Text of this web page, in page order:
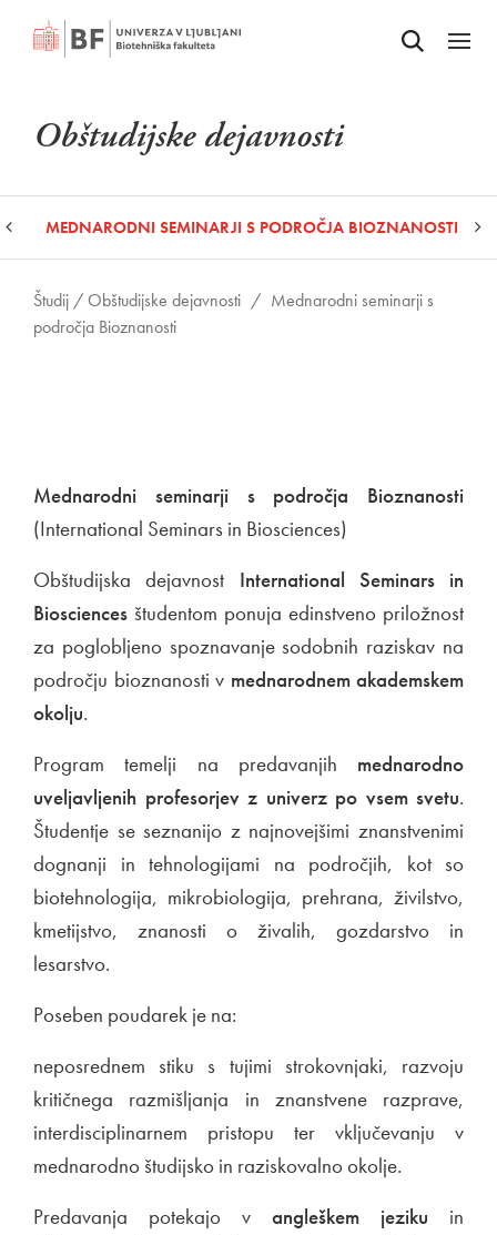
Odpri iskalnik
Odpri
Obštudijske dejavnosti
MEDNARODNI SEMINARJI S PODROČJA BIOZNANOSTI
Študij /Obštudijske dejavnosti / Mednarodni seminarji s
področja Bioznanosti
Mednarodni seminarji s področja Bioznanosti
(International Seminars in Biosciences)
Obštudijska dejavnost International Seminars in
Biosciences študentom ponuja edinstveno priložnost
za poglobljeno spoznavanje sodobnih raziskav na
področju bioznanosti v mednarodnem akademskem
okolju.
Program temelji na predavanjih mednarodno
uveljavljenih profesorjev z univerz po vsem svetu.
Študentje se seznanijo z najnovejšimi znanstvenimi
dognanji in tehnologijami na področjih, kot so
biotehnologija, mikrobiologija, prehrana, živilstvo,
kmetijstvo, znanosti o živalih, gozdarstvo in
lesarstvo.
Poseben poudarek je na:
neposrednem stiku s tujimi strokovnjaki, razvoju
kritičnega razmišljanja in znanstvene razprave,
interdisciplinarnem pristopu ter vključevanju v
mednarodno študijsko in raziskovalno okolje.
Predavanja potekajo v angleškem jeziku in